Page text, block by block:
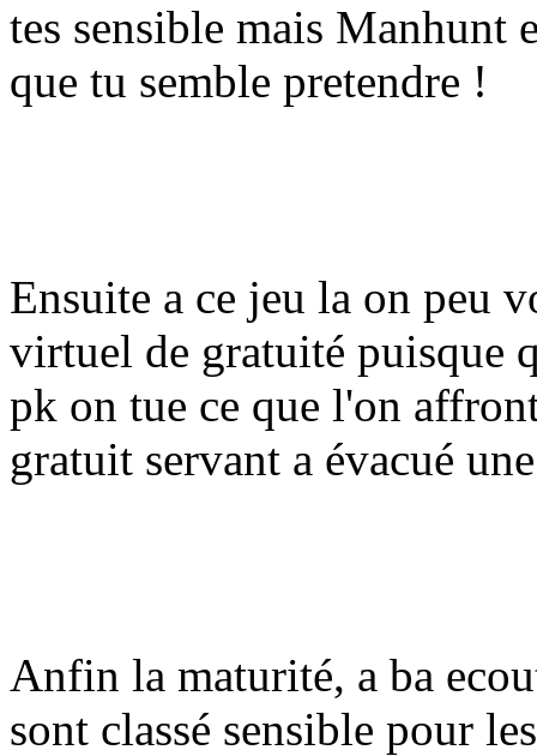
tes sensible mais Manhunt
que tu semble pretendre !
Ensuite a ce jeu la on peu
virtuel de gratuité puisque
pk on tue ce que l'on
gratuit servant a évacué
Anfin la maturité, a ba
sont classé sensible pour